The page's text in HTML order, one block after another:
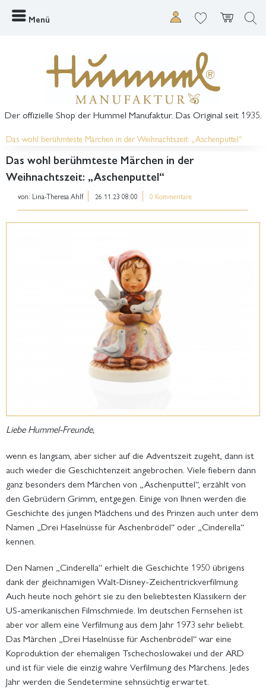
Menü
Der offizielle Shop der Hummel Manufaktur. Das Original seit 1935.
Das wohl berühmteste Märchen in der Weihnachtszeit: „Aschenputtel“
Das wohl berühmteste Märchen in der
Weihnachtszeit: „Aschenputtel“
von: Lina-Theresa Ahlf 26.11.23 08:00 0 Kommentare
Liebe Hummel-Freunde,
wenn es langsam, aber sicher auf die Adventszeit zugeht, dann ist
auch wieder die Geschichtenzeit angebrochen. Viele fiebern dann
ganz besonders dem Märchen von „Aschenputtel“, erzählt von
den Gebrüdern Grimm, entgegen. Einige von Ihnen werden die
Geschichte des jungen Mädchens und des Prinzen auch unter dem
Namen „Drei Haselnüsse für Aschenbrödel“ oder „Cinderella“
kennen.
Den Namen „Cinderella“ erhielt die Geschichte 1950 übrigens
dank der gleichnamigen Walt-Disney-Zeichentrickverfilmung.
Auch heute noch gehört sie zu den beliebtesten Klassikern der
US-amerikanischen Filmschmiede. Im deutschen Fernsehen ist
aber vor allem eine Verfilmung aus dem Jahr 1973 sehr beliebt.
Das Märchen „Drei Haselnüsse für Aschenbrödel“ war eine
Koproduktion der ehemaligen Tschechoslowakei und der ARD
und ist für viele die einzig wahre Verfilmung des Märchens. Jedes
Jahr werden die Sendetermine sehnsüchtig erwartet.